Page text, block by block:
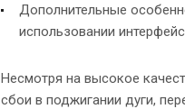
Дополнительные
использовании
Несмотря на высокое
сбои в поджигании дуги,